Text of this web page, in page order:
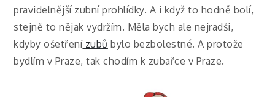
pravidelnější zubní prohlídky. A i když to hodně bolí,
stejně to nějak vydržím. Měla bych ale nejradši,
kdyby ošetřenízubů bylo bezbolestné. A protože
bydlím v Praze, tak chodím k zubařce v Praze.